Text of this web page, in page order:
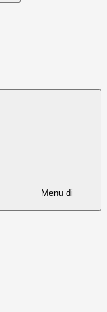
Menu di